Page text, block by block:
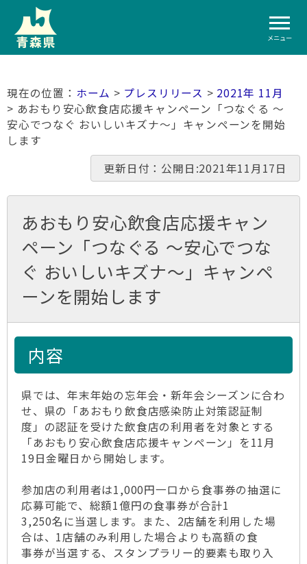
メニュー
ホーム > プレスリリース > 2021年 11月
> あおもり安心飲食店応援キャンペーン「つなぐる ～
安心でつなぐ おいしいキズナ～」キャンペーンを開始
します
更新日付：公開日:2021年11月17日
あおもり安心飲食店応援キャン
ペーン「つなぐる ～安心でつな
ぐ おいしいキズナ～」キャンペ
ーンを開始します
内容
県では、年末年始の忘年会・新年会シーズンに合わ
せ、県の「あおもり飲食店感染防止対策認証制
度」の認証を受けた飲食店の利用者を対象とする
「あおもり安心飲食店応援キャンペーン」を11月
19日金曜日から開始します。
参加店の利用者は1,000円一口から食事券の抽選に
応募可能で、総額1億円の食事券が合計1
3,250名に当選します。また、2店舗を利用した場
合は、1店舗のみ利用した場合よりも高額の食
事券が当選する、スタンプラリー的要素も取り入